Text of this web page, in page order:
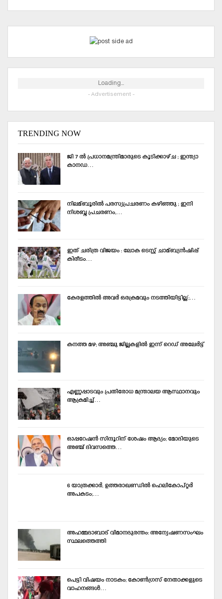
Loading...
- Advertisement -
TRENDING NOW
ജി 7 ല്‍ പ്രധാനമന്ത്രിമാരുടെ കൂടിക്കാഴ്ച ; ഇന്ത്യാ
കാനഡ…
നിലമ്ബൂരില്‍ പരസ്യപ്രചരണം കഴിഞ്ഞു ; ഇനി
നിശബ്ദ പ്രചരണം,…
ഇത് ചരിത്ര വിജയം : ലോക ടെസ്റ്റ് ചാമ്ബ്യൻഷിപ്പ്
കിരീടം…
കേരളത്തില്‍ അവര്‍ ഒരക്രമവും നടത്തിയിട്ടില്ല’;…
കനത്ത മഴ; അഞ്ചു ജില്ലകളില്‍ ഇന്ന്‌ റെഡ്‌ അലേര്‍ട്ട്‌
എണ്ണപ്പാടവും പ്രതിരോധ മന്ത്രാലയ ആസ്ഥാനവും
ആക്രമിച്ച്‌…
ഓപ്പറേഷന്‍ സിന്ദൂറിന് ശേഷം ആദ്യം; മോദിയുടെ
അഞ്ച് ദിവസത്തെ…
6 യാത്രക്കാര്‍, ഉത്തരാഖണ്ഡില്‍ ഹെലികോപ്റ്റര്‍
അപകടം;…
അഹമ്മദാബാദ് വിമാനദുരന്തം: അന്വേഷണസംഘം
സ്ഥലത്തെത്തി
പെട്ടി വിഷയം നാടകം; കോണ്‍ഗ്രസ് നേതാക്കളുടെ
വാഹനങ്ങള്‍…